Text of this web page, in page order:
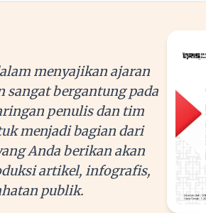
menyajikan ajaran
sangat bergantung pada
penulis dan tim
menjadi bagian dari
Anda berikan akan
artikel, infografis,
publik.